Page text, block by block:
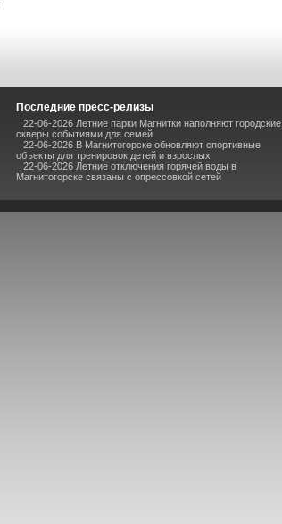
Последние пресс-релизы
22-06-2026 Летние парки Магнитки наполняют городские
скверы событиями для семей
22-06-2026 В Магнитогорске обновляют спортивные
объекты для тренировок детей и взрослых
22-06-2026 Летние отключения горячей воды в
Магнитогорске связаны с опрессовкой сетей